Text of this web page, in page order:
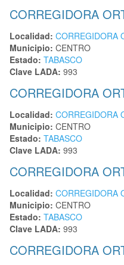
CORREGIDORA
Localidad: CORREGIDORA
Municipio: CENTRO
Estado: TABASCO
Clave LADA: 993
CORREGIDORA
Localidad: CORREGIDORA
Municipio: CENTRO
Estado: TABASCO
Clave LADA: 993
CORREGIDORA
Localidad: CORREGIDORA
Municipio: CENTRO
Estado: TABASCO
Clave LADA: 993
CORREGIDORA